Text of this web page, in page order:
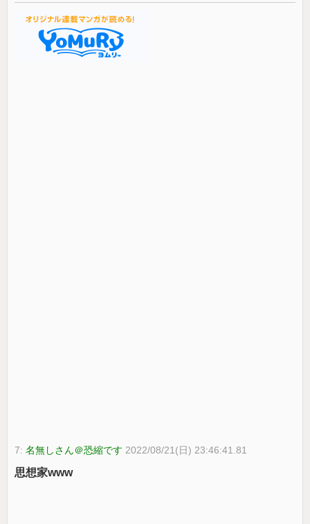
7:名無しさん＠恐縮です 2022/08/21(日) 23:46:41.81
思想家www